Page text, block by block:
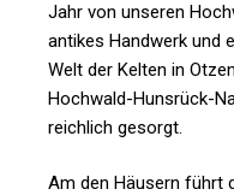
Jahr von unseren
antikes Handwerk und
Welt der Kelten in
Hochwald-Hunsrück-
reichlich gesorgt.
Am den Häusern führt